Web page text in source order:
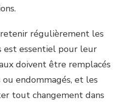
régulièrement les
est essentiel pour leur
doivent être remplacés
ou endommagés, et les
tout changement dans